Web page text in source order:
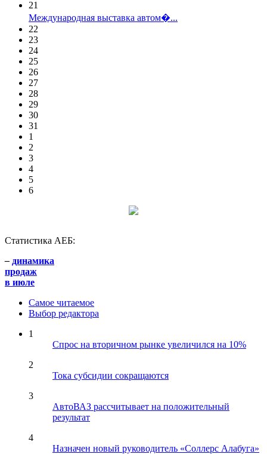
21
Международная выставка автом�...
22
23
24
25
26
27
28
29
30
31
1
2
3
4
5
6
Статистика АЕБ:
– динамика
продаж
в июле
Самое читаемое
Выбор редактора
1
Спрос на вторичном рынке увеличился на 10%
2
Тока субсидии сокращаются
3
АвтоВАЗ рассчитывает на положительный
результат
4
Назначен новый руководитель «Соллерс Алабуга»